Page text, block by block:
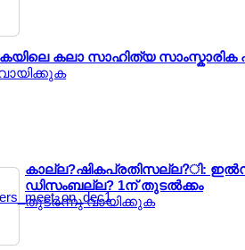
കലാ സാഹിത്യ സാംസ്കാരിക
കാല്ല?ഷികപ്രതിസല്ല?ി:
ഡിസംബല്ല? 1ന് തുടല്‍ക്കം
തുടര്‍ന്നു വായിക്കുക